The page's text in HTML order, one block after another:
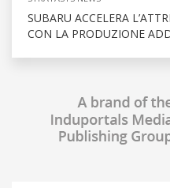
SUBARU ACCELERA
CON LA PRODUZIONE